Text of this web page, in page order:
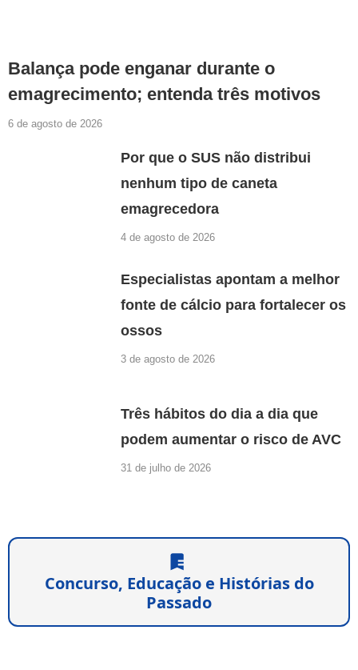
Balança pode enganar durante o
emagrecimento; entenda três motivos
6 de agosto de 2026
Por que o SUS não distribui
nenhum tipo de caneta
emagrecedora
4 de agosto de 2026
Especialistas apontam a melhor
fonte de cálcio para fortalecer os
ossos
3 de agosto de 2026
Três hábitos do dia a dia que
podem aumentar o risco de AVC
31 de julho de 2026
Concurso, Educação e Histórias do
Passado